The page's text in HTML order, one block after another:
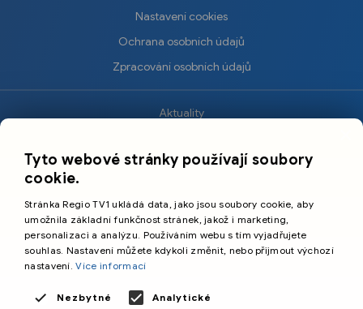
Nastavení cookies
Ochrana osobních údajů
Zpracování osobních údajů
Aktuality
Sport
Cestování
Primetime Media s.r.o.
Tyto webové stránky používají soubory
cookie.
Stránka Regio TV1 ukládá data, jako jsou soubory cookie, aby
umožnila základní funkčnost stránek, jakož i marketing,
personalizaci a analýzu. Používáním webu s tím vyjadřujete
souhlas. Nastavení můžete kdykoli změnit, nebo přijmout výchozí
nastavení.Více informací
Nezbytné Analytické